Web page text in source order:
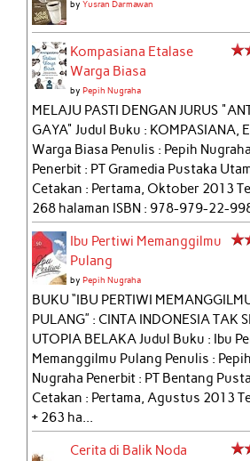
byYusran Darmawan
Kompasiana Etalase
Warga Biasa
byPepih Nugraha
MELAJU PASTI DENGAN JURUS
GAYA" Judul Buku : KOMPASIANA,
Warga Biasa Penulis : Pepih Nugraha
Penerbit : PT Gramedia Pustaka
Cetakan : Pertama, Oktober 2013
268 halaman ISBN : 978-979-22-
Ibu Pertiwi Memanggilmu
Pulang
byPepih Nugraha
BUKU “IBU PERTIWI
PULANG” : CINTA INDONESIA TAK
UTOPIA BELAKA Judul Buku : Ibu
Memanggilmu Pulang Penulis : Pepih
Nugraha Penerbit : PT Bentang
Cetakan : Pertama, Agustus 2013
+ 263 ha...
Cerita di Balik Noda